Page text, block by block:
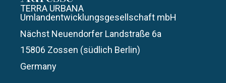
TERRA URBANA
Umlandentwicklungsgesellschaft mbH
Nächst Neuendorfer Landstraße 6a
15806 Zossen (südlich Berlin)
Germany